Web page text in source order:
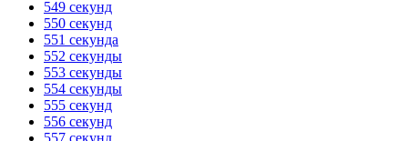
549 секунд
550 секунд
551 секунда
552 секунды
553 секунды
554 секунды
555 секунд
556 секунд